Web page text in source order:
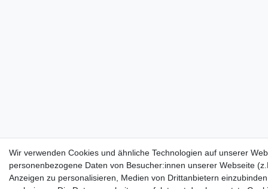
Wir verwenden Cookies und ähnliche Technologien auf unserer
personenbezogene Daten von Besucher:innen unserer Webseite
Anzeigen zu personalisieren, Medien von Drittanbietern